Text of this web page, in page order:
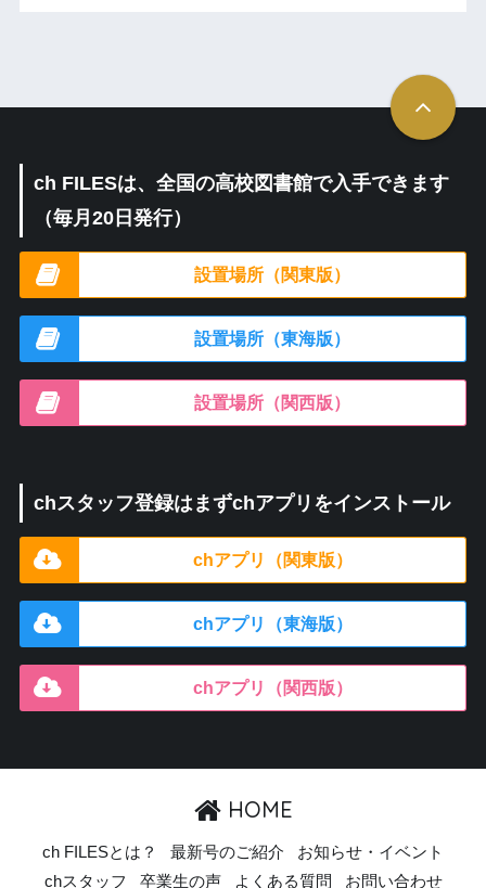
ch FILESは、全国の高校図書館で入手できます
（毎月20日発行）
設置場所（関東版）
設置場所（東海版）
設置場所（関西版）
chスタッフ登録はまずchアプリをインストール
chアプリ（関東版）
chアプリ（東海版）
chアプリ（関西版）
HOME
ch FILESとは？ 最新号のご紹介
お知らせ・イベント
chスタッフ
卒業生の声 よくある質問 お問い合わせ